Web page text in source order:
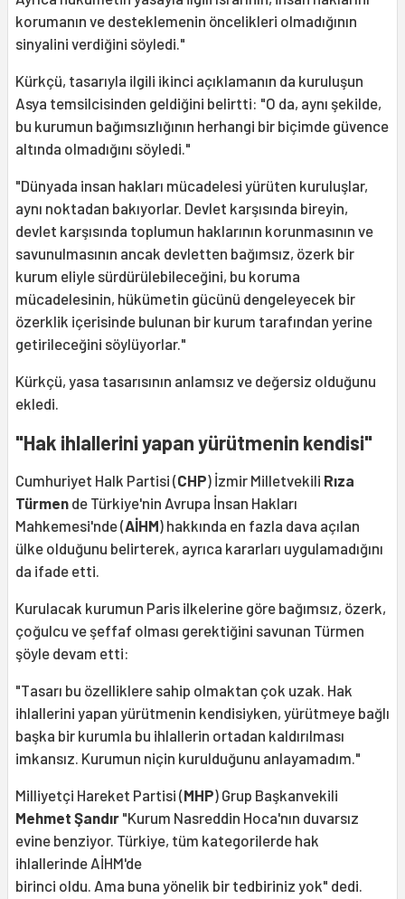
korumanın ve desteklemenin öncelikleri olmadığının
sinyalini verdiğini söyledi."
Kürkçü, tasarıyla ilgili ikinci açıklamanın da kuruluşun
Asya temsilcisinden geldiğini belirtti: "O da, aynı şekilde,
bu kurumun bağımsızlığının herhangi bir biçimde güvence
altında olmadığını söyledi."
"Dünyada insan hakları mücadelesi yürüten kuruluşlar,
aynı noktadan bakıyorlar. Devlet karşısında bireyin,
devlet karşısında toplumun haklarının korunmasının ve
savunulmasının ancak devletten bağımsız, özerk bir
kurum eliyle sürdürülebileceğini, bu koruma
mücadelesinin, hükümetin gücünü dengeleyecek bir
özerklik içerisinde bulunan bir kurum tarafından yerine
getirileceğini söylüyorlar."
Kürkçü, yasa tasarısının anlamsız ve değersiz olduğunu
ekledi.
"Hak ihlallerini yapan yürütmenin kendisi"
Cumhuriyet Halk Partisi (CHP) İzmir Milletvekili Rıza
Türmen de Türkiye'nin Avrupa İnsan Hakları
Mahkemesi'nde (AİHM) hakkında en fazla dava açılan
ülke olduğunu belirterek, ayrıca kararları uygulamadığını
da ifade etti.
Kurulacak kurumun Paris ilkelerine göre bağımsız, özerk,
çoğulcu ve şeffaf olması gerektiğini savunan Türmen
şöyle devam etti:
"Tasarı bu özelliklere sahip olmaktan çok uzak. Hak
ihlallerini yapan yürütmenin kendisiyken, yürütmeye bağlı
başka bir kurumla bu ihlallerin ortadan kaldırılması
imkansız. Kurumun niçin kurulduğunu anlayamadım."
Milliyetçi Hareket Partisi (MHP) Grup Başkanvekili
Mehmet Şandır "Kurum Nasreddin Hoca'nın duvarsız
evine benziyor. Türkiye, tüm kategorilerde hak
ihlallerinde AİHM'de
birinci oldu. Ama buna yönelik bir tedbiriniz yok" dedi.